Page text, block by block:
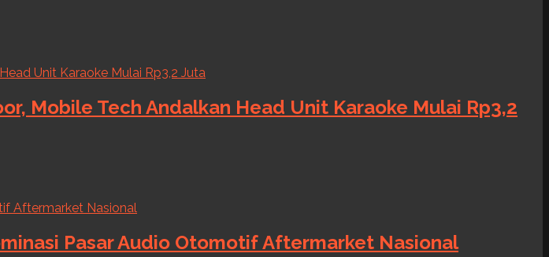
Mobile Tech Andalkan Head Unit Karaoke Mulai Rp3,2
Pasar Audio Otomotif Aftermarket Nasional